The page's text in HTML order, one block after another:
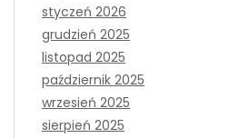
styczeń 2026
grudzień 2025
listopad 2025
październik 2025
wrzesień 2025
sierpień 2025